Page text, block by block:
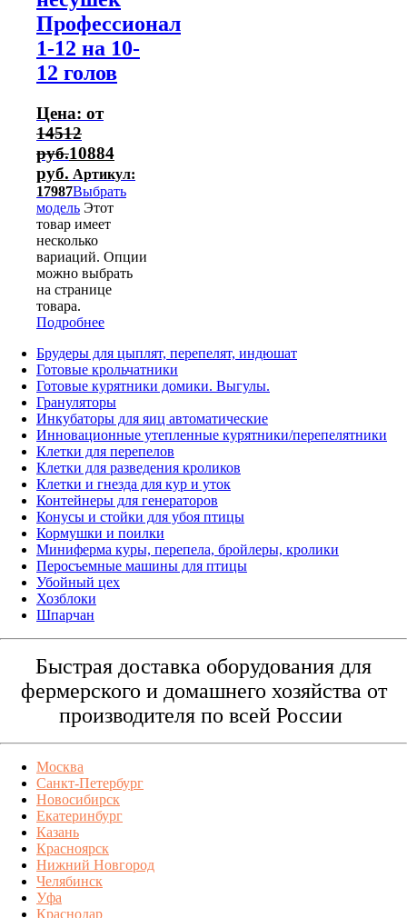
Профессионал
1-12 на 10-
12 голов
Цена: от
14512
руб.10884
руб. Артикул:
17987Выбрать
модель Этот
товар имеет
несколько
вариаций. Опции
можно выбрать
на странице
товара.
Подробнее
Брудеры для цыплят, перепелят, индюшат
Готовые крольчатники
Готовые курятники домики. Выгулы.
Грануляторы
Инкубаторы для яиц автоматические
Инновационные утепленные курятники/перепелятники
Клетки для перепелов
Клетки для разведения кроликов
Клетки и гнезда для кур и уток
Контейнеры для генераторов
Конусы и стойки для убоя птицы
Кормушки и поилки
Миниферма куры, перепела, бройлеры, кролики
Перосъемные машины для птицы
Убойный цех
Хозблоки
Шпарчан
Быстрая доставка оборудования для
фермерского и домашнего хозяйства от
производителя по всей России
Москва
Санкт-Петербург
Новосибирск
Екатеринбург
Казань
Красноярск
Нижний Новгород
Челябинск
Уфа
Краснодар